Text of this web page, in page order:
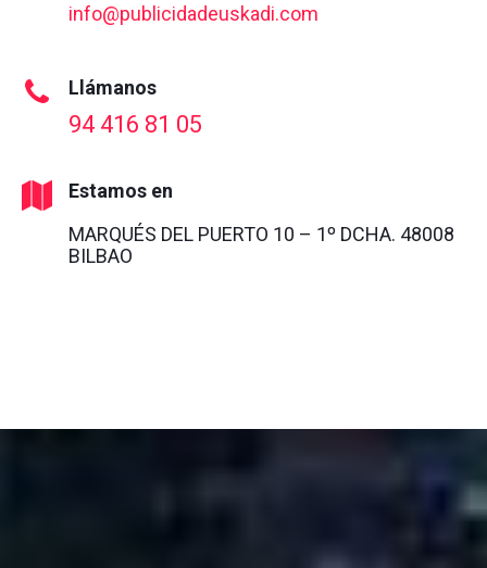
info@publicidadeuskadi.com
Llámanos
94 416 81 05
Estamos en
MARQUÉS DEL PUERTO 10 – 1º DCHA. 48008
BILBAO